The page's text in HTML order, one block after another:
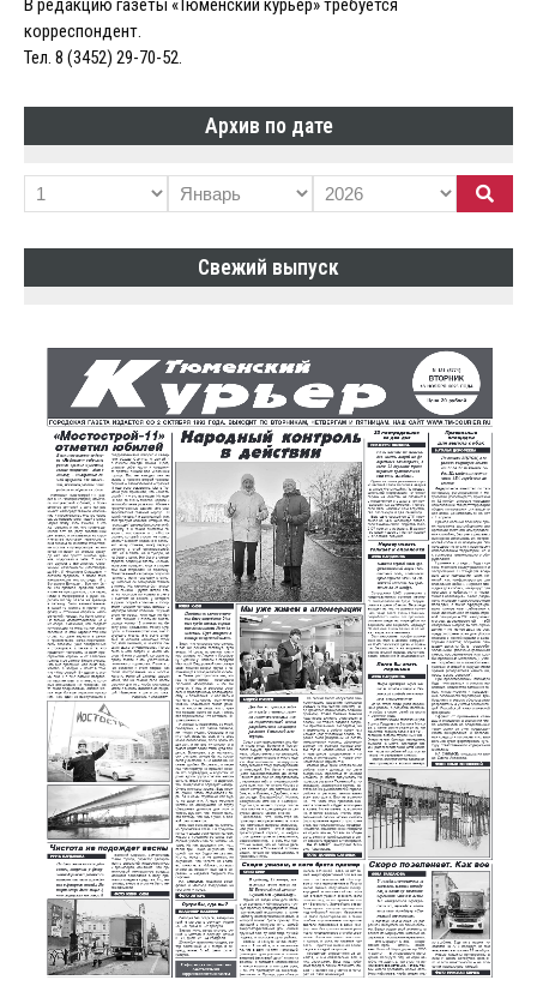
корреспондент.
Тел. 8 (3452) 29-70-52.
Архив по дате
Свежий выпуск